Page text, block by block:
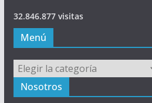
32.846.877 visitas
Menú
Menú
Nosotros